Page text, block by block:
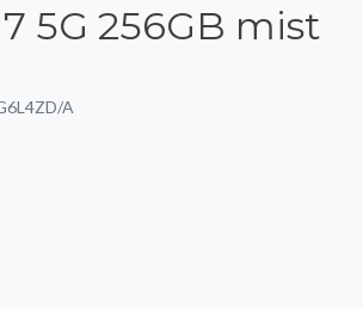
5G 256GB mist
A